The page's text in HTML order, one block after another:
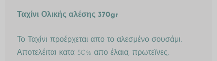
Ταχίνι Ολικής αλέσης 370gr
Το Ταχίνι προέρχεται απο το αλεσμένο σουσάμι.
Αποτελέιται κατα 50% απο έλαια, πρωτεϊνες,